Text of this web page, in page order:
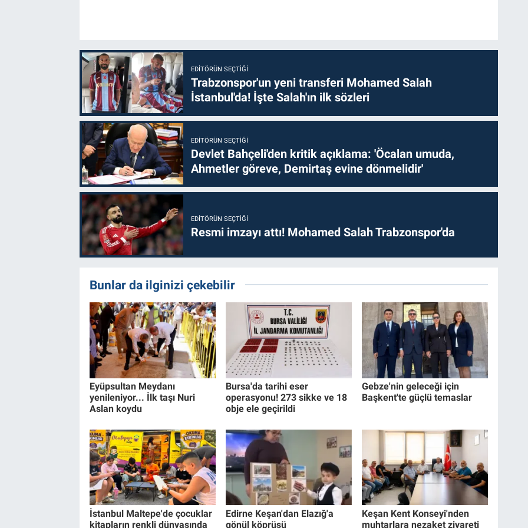
EDITÖRÜN SEÇTIĞI
Trabzonspor'un yeni transferi Mohamed Salah
İstanbul'da! İşte Salah'ın ilk sözleri
EDITÖRÜN SEÇTIĞI
Devlet Bahçeli'den kritik açıklama: 'Öcalan umuda,
Ahmetler göreve, Demirtaş evine dönmelidir'
EDITÖRÜN SEÇTIĞI
Resmi imzayı attı! Mohamed Salah Trabzonspor'da
Bunlar da ilginizi çekebilir
Eyüpsultan Meydanı
yenileniyor... İlk taşı Nuri
Aslan koydu
Bursa'da tarihi eser
operasyonu! 273 sikke ve 18
obje ele geçirildi
Gebze'nin geleceği için
Başkent'te güçlü temaslar
İstanbul Maltepe'de çocuklar
kitapların renkli dünyasında
Edirne Keşan'dan Elazığ'a
gönül köprüsü
Keşan Kent Konseyi'nden
muhtarlara nezaket ziyareti